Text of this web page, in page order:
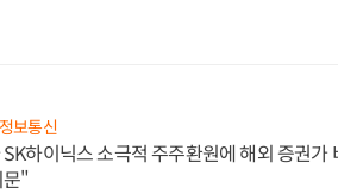
보통신
하이닉스 소극적 주주환원에 해외 증권가
"